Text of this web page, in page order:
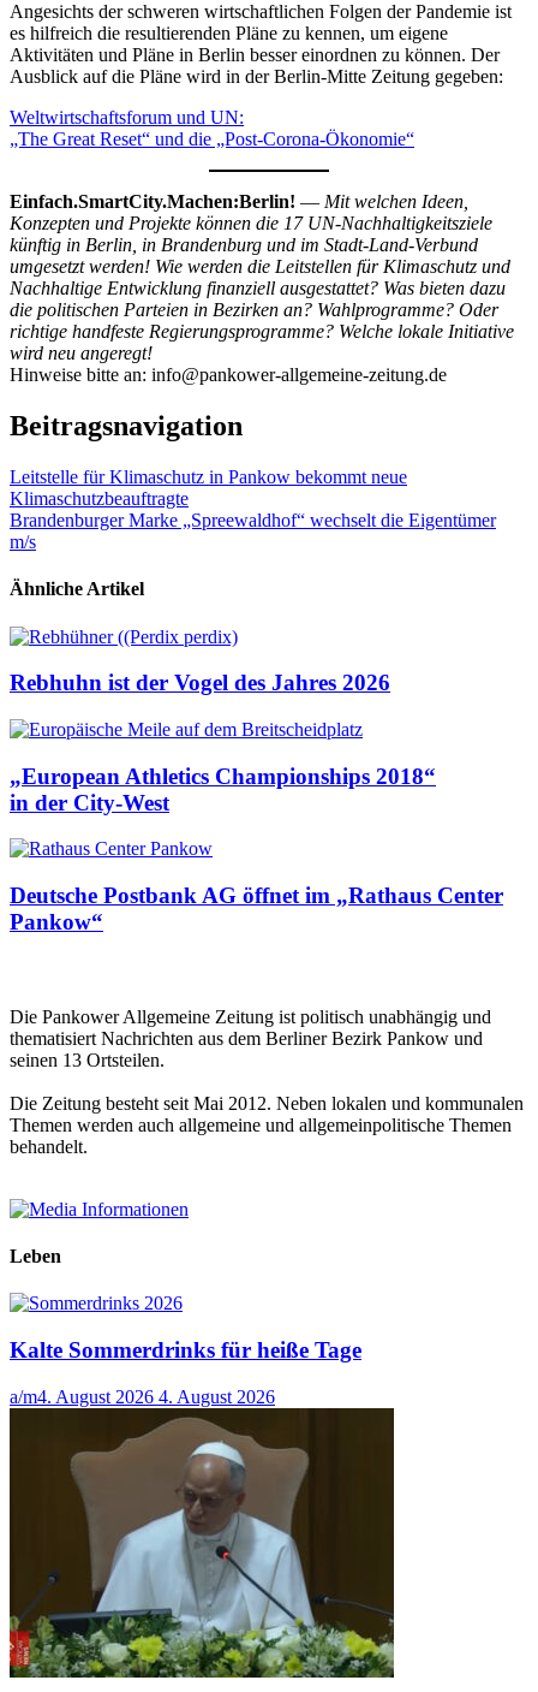
Angesichts der schweren wirtschaftlichen Folgen der Pandemie ist
es hilfreich die resultierenden Pläne zu kennen, um eigene
Aktivitäten und Pläne in Berlin besser einordnen zu können. Der
Ausblick auf die Pläne wird in der Berlin-Mitte Zeitung gegeben:
Weltwirtschaftsforum und UN:
„The Great Reset“ und die „Post-Corona-Ökonomie“
Einfach.SmartCity.Machen:Berlin! — Mit welchen Ideen,
Konzepten und Projekte können die 17 UN-Nachhaltigkeitsziele
künftig in Berlin, in Brandenburg und im Stadt-Land-Verbund
umgesetzt werden! Wie werden die Leitstellen für Klimaschutz und
Nachhaltige Entwicklung finanziell ausgestattet? Was bieten dazu
die politischen Parteien in Bezirken an? Wahlprogramme? Oder
richtige handfeste Regierungsprogramme? Welche lokale Initiative
wird neu angeregt!
Hinweise bitte an: info@pankower-allgemeine-zeitung.de
Beitragsnavigation
Leitstelle für Klimaschutz in Pankow bekommt neue
Klimaschutzbeauftragte
Brandenburger Marke „Spreewaldhof“ wechselt die Eigentümer
m/s
Ähnliche Artikel
Rebhuhn ist der Vogel des Jahres 2026
„European Athletics Championships 2018“
in der City-West
Deutsche Postbank AG öffnet im „Rathaus Center
Pankow“
Die Pankower Allgemeine Zeitung ist politisch unabhängig und
thematisiert Nachrichten aus dem Berliner Bezirk Pankow und
seinen 13 Ortsteilen.
Die Zeitung besteht seit Mai 2012. Neben lokalen und kommunalen
Themen werden auch allgemeine und allgemeinpolitische Themen
behandelt.
Leben
Kalte Sommerdrinks für heiße Tage
a/m4. August 2026 4. August 2026